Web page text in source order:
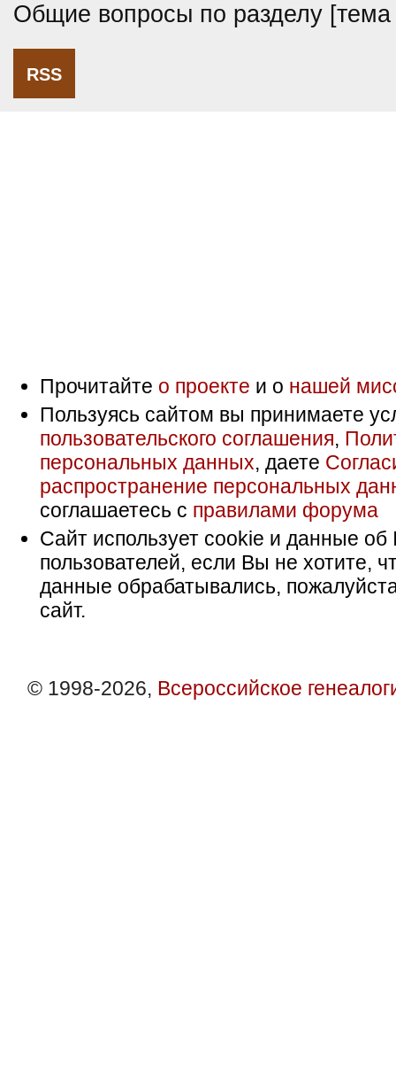
Общие вопросы по разделу
RSS
Прочитайте о проекте и о нашей
Пользуясь сайтом вы принимаете
пользовательского соглашения,
персональных данных, даете
распространение персональных
соглашаетесь с правилами форума
Сайт использует cookie и данные об
пользователей, если Вы не хотите,
данные обрабатывались,
сайт.
© 1998-2026, Всероссийское